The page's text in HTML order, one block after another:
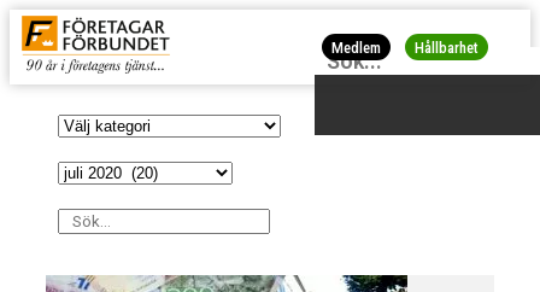
Medlem Hållbarhet